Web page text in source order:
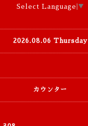
Select Language ▼
2026.08.06 Thursday
カウンター